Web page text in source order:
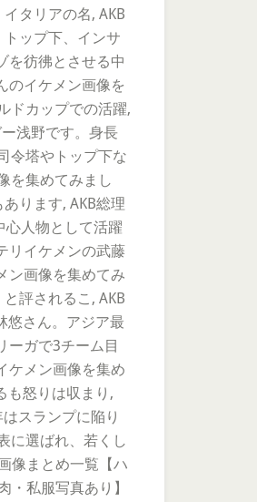
タリアの名, AKB
ップ下、インサ
を彷彿とさせる中
のイケメン画像を
ドカップでの活躍,
浅野です。身長
令塔やトップ下な
を集めてみまし
ります, AKB総理
心人物として活躍
リイケメンの武藤
ン画像を集めてみ
評されるこ, AKB
悠さん。アジア最
ーガで3チーム目
ケメン画像を集め
も怒りは収まり,
スランプに陥り
に選ばれ、若くし
像まとめ一覧【ハ
私服写真あり】